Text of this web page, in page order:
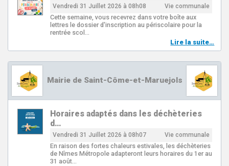
Vendredi 31 Juillet 2026 à 08h08 Vie communale
Cette semaine, vous recevrez dans votre boîte aux
lettres le dossier d'inscription au périscolaire pour la
rentrée scol…
Lire la suite…
Mairie de Saint-Côme-et-Maruejols
Horaires adaptés dans les déchèteries
d…
Vendredi 31 Juillet 2026 à 08h07 Vie communale
En raison des fortes chaleurs estivales, les déchèteries
de Nîmes Métropole adapteront leurs horaires du 1er au
31 août…